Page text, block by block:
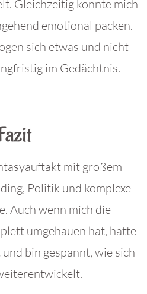
Gleichzeitig konnte mich
emotional packen.
sich etwas und nicht
im Gedächtnis.
mit großem
Politik und komplexe
Auch wenn mich die
umgehauen hat, hatte
bin gespannt, wie sich